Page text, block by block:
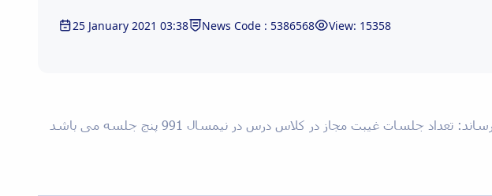
25 January 2021 03:38 News Code : 5386568 View: 15358